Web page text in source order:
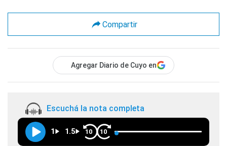
Compartir
Agregar Diario de Cuyo en
Escuchá la nota completa
1 1.5 10 10